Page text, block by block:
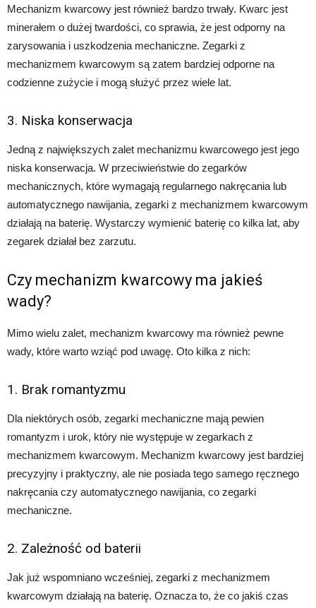
Mechanizm kwarcowy jest również bardzo trwały. Kwarc jest
minerałem o dużej twardości, co sprawia, że jest odporny na
zarysowania i uszkodzenia mechaniczne. Zegarki z
mechanizmem kwarcowym są zatem bardziej odporne na
codzienne zużycie i mogą służyć przez wiele lat.
3. Niska konserwacja
Jedną z największych zalet mechanizmu kwarcowego jest jego
niska konserwacja. W przeciwieństwie do zegarków
mechanicznych, które wymagają regularnego nakręcania lub
automatycznego nawijania, zegarki z mechanizmem kwarcowym
działają na baterię. Wystarczy wymienić baterię co kilka lat, aby
zegarek działał bez zarzutu.
Czy mechanizm kwarcowy ma jakieś
wady?
Mimo wielu zalet, mechanizm kwarcowy ma również pewne
wady, które warto wziąć pod uwagę. Oto kilka z nich:
1. Brak romantyzmu
Dla niektórych osób, zegarki mechaniczne mają pewien
romantyzm i urok, który nie występuje w zegarkach z
mechanizmem kwarcowym. Mechanizm kwarcowy jest bardziej
precyzyjny i praktyczny, ale nie posiada tego samego ręcznego
nakręcania czy automatycznego nawijania, co zegarki
mechaniczne.
2. Zależność od baterii
Jak już wspomniano wcześniej, zegarki z mechanizmem
kwarcowym działają na baterię. Oznacza to, że co jakiś czas